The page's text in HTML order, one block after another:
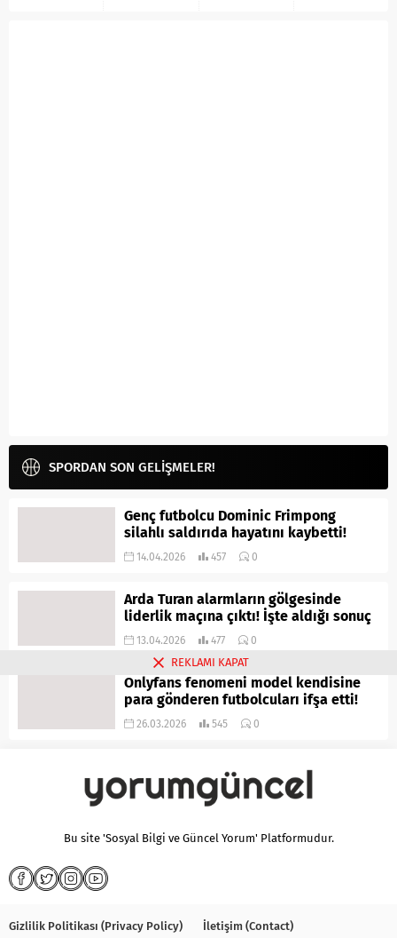
SPORDAN SON GELİŞMELER!
Genç futbolcu Dominic Frimpong
silahlı saldırıda hayatını kaybetti!
14.04.2026 457 0
Arda Turan alarmların gölgesinde
liderlik maçına çıktı! İşte aldığı sonuç
13.04.2026 477 0
Onlyfans fenomeni model kendisine
para gönderen futbolcuları ifşa etti!
26.03.2026 545 0
Bu site 'Sosyal Bilgi ve Güncel Yorum' Platformudur.
Gizlilik Politikası (Privacy Policy) İletişim (Contact)
REKLAMI KAPAT